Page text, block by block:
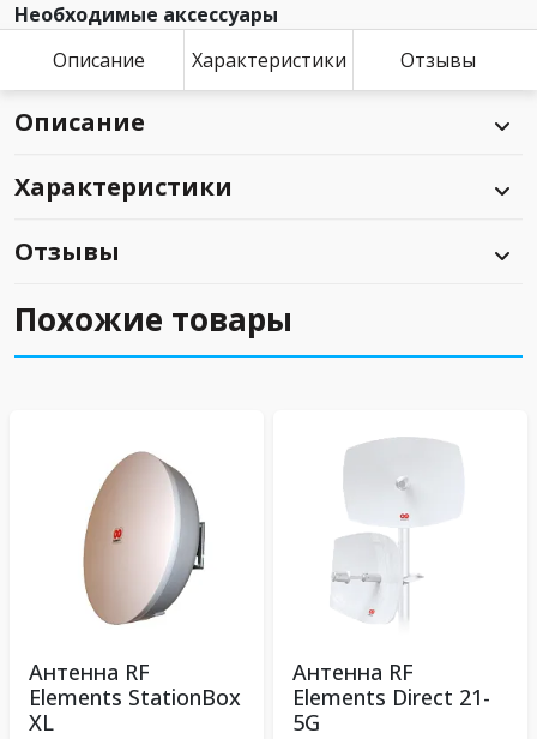
Необходимые аксессуары
Описание
Характеристики Отзывы
Описание
Характеристики
Отзывы
Похожие товары
Антенна RF
Elements StationBox
XL
Антенна RF
Elements Direct 21-
5G